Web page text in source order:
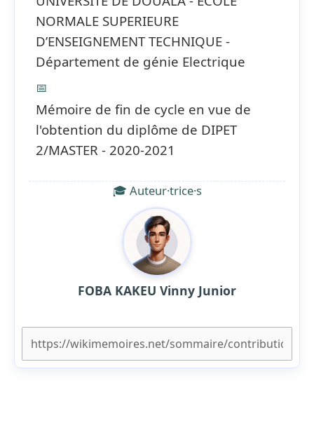
NORMALE SUPERIEURE
D’ENSEIGNEMENT TECHNIQUE -
Département de génie Electrique
📅
Mémoire de fin de cycle en vue de
l'obtention du diplôme de DIPET
2/MASTER - 2020-2021
🎓 Auteur·trice·s
FOBA KAKEU Vinny Junior